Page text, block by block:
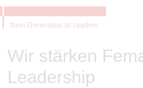
Next Generation of Leaders
Wir stärken
Leadership
können.